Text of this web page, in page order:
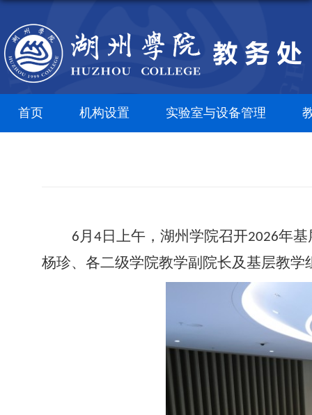
首页 机构设置 实验室与设备管理
6月 4日上午， 湖州学院召开2026年基
杨珍、各二级学院教学副院长及基层教学